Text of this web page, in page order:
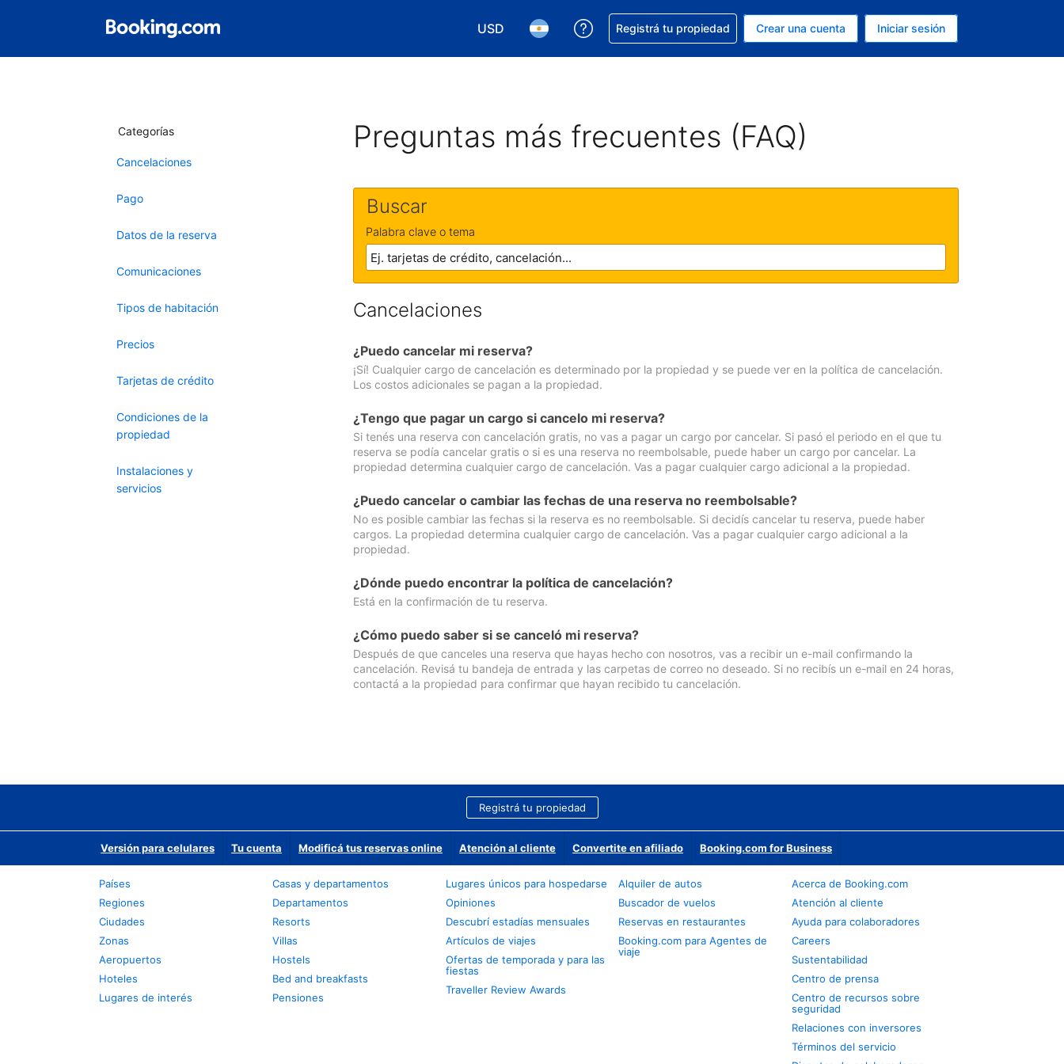
USD
Elegir la moneda. Tu moneda actual es Dólar de EEUU
Elegir el idioma. El idioma que estás usando es Español (Argentina)
Conseguí ayuda con tu reserva
Registrá tu propiedad Crear una cuenta Iniciar sesión
Categorías
Cancelaciones
Pago
Datos de la reserva
Comunicaciones
Tipos de habitación
Precios
Tarjetas de crédito
Condiciones de la
propiedad
Instalaciones y
servicios
Preguntas más frecuentes (FAQ)
Buscar
Palabra clave o tema
Cancelaciones
¿Puedo cancelar mi reserva?
¡Sí! Cualquier cargo de cancelación es determinado por la propiedad y se puede ver en la política de cancelación.
Los costos adicionales se pagan a la propiedad.
¿Tengo que pagar un cargo si cancelo mi reserva?
Si tenés una reserva con cancelación gratis, no vas a pagar un cargo por cancelar. Si pasó el periodo en el que tu
reserva se podía cancelar gratis o si es una reserva no reembolsable, puede haber un cargo por cancelar. La
propiedad determina cualquier cargo de cancelación. Vas a pagar cualquier cargo adicional a la propiedad.
¿Puedo cancelar o cambiar las fechas de una reserva no reembolsable?
No es posible cambiar las fechas si la reserva es no reembolsable. Si decidís cancelar tu reserva, puede haber
cargos. La propiedad determina cualquier cargo de cancelación. Vas a pagar cualquier cargo adicional a la
propiedad.
¿Dónde puedo encontrar la política de cancelación?
Está en la confirmación de tu reserva.
¿Cómo puedo saber si se canceló mi reserva?
Después de que canceles una reserva que hayas hecho con nosotros, vas a recibir un e-mail confirmando la
cancelación. Revisá tu bandeja de entrada y las carpetas de correo no deseado. Si no recibís un e-mail en 24 horas,
contactá a la propiedad para confirmar que hayan recibido tu cancelación.
Registrá tu propiedad
Versión para celulares Tu cuenta Modificá tus reservas online Atención al cliente Convertite en afiliado Booking.com for Business
Países
Regiones
Ciudades
Zonas
Aeropuertos
Hoteles
Lugares de interés
Casas y departamentos
Departamentos
Resorts
Villas
Hostels
Bed and breakfasts
Pensiones
Lugares únicos para hospedarse
Opiniones
Descubrí estadías mensuales
Artículos de viajes
Ofertas de temporada y para las
fiestas
Traveller Review Awards
Alquiler de autos
Buscador de vuelos
Reservas en restaurantes
Booking.com para Agentes de
viaje
Acerca de Booking.com
Atención al cliente
Ayuda para colaboradores
Careers
Sustentabilidad
Centro de prensa
Centro de recursos sobre
seguridad
Relaciones con inversores
Términos del servicio